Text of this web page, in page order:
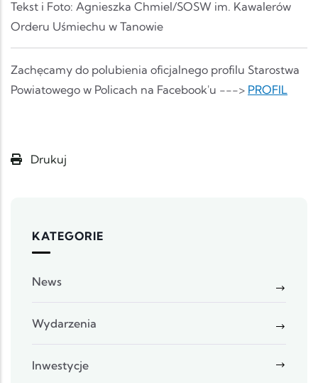
Tekst i Foto: Agnieszka Chmiel/SOSW im. Kawalerów
Orderu Uśmiechu w Tanowie
Zachęcamy do polubienia oficjalnego profilu Starostwa
Powiatowego w Policach na Facebook'u ---> PROFIL
Drukuj
KATEGORIE
News
Wydarzenia
Inwestycje